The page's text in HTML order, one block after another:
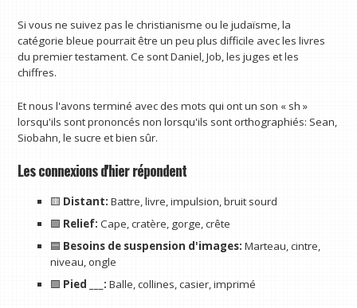
Si vous ne suivez pas le christianisme ou le judaïsme, la
catégorie bleue pourrait être un peu plus difficile avec les livres
du premier testament. Ce sont Daniel, Job, les juges et les
chiffres.
Et nous l'avons terminé avec des mots qui ont un son « sh »
lorsqu'ils sont prononcés non lorsqu'ils sont orthographiés: Sean,
Siobahn, le sucre et bien sûr.
Les connexions d'hier répondent
🟨 Distant: Battre, livre, impulsion, bruit sourd
🟩 Relief: Cape, cratère, gorge, crête
🟦 Besoins de suspension d'images: Marteau, cintre,
niveau, ongle
🟪 Pied ___: Balle, collines, casier, imprimé